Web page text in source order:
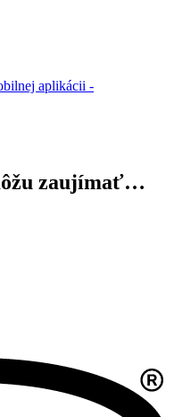
aplikácii -
zaujímať…